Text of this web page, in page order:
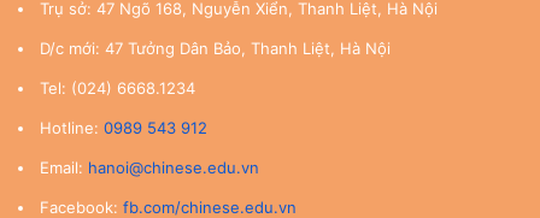
Trụ sở: 47 Ngõ 168, Nguyễn Xiển, Thanh Liệt, Hà Nội
D/c mới: 47 Tưởng Dân Bảo, Thanh Liệt, Hà Nội
Tel: (024) 6668.1234
Hotline: 0989 543 912
Email: hanoi@chinese.edu.vn
Facebook: fb.com/chinese.edu.vn